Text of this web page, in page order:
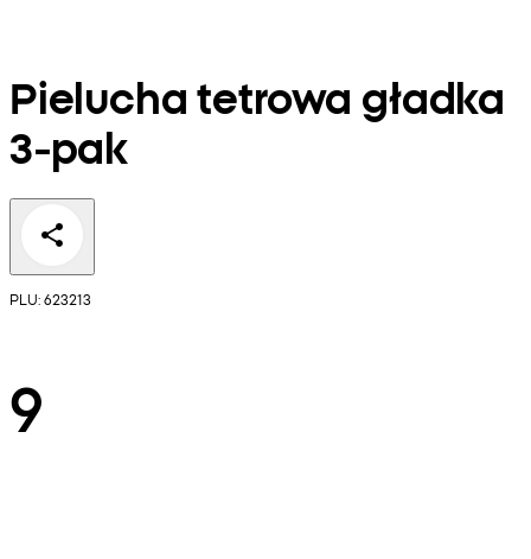
Pielucha tetrowa gładka
3-pak
PLU: 623213
9